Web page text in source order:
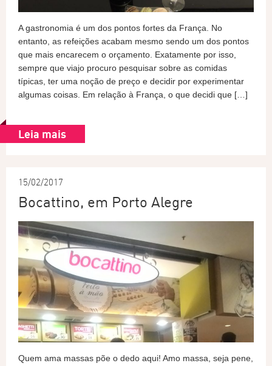
A gastronomia é um dos pontos fortes da França. No
entanto, as refeições acabam mesmo sendo um dos pontos
que mais encarecem o orçamento. Exatamente por isso,
sempre que viajo procuro pesquisar sobre as comidas
típicas, ter uma noção de preço e decidir por experimentar
algumas coisas. Em relação à França, o que decidi que […]
Leia mais
15/02/2017
Bocattino, em Porto Alegre
Quem ama massas põe o dedo aqui! Amo massa, seja pene,